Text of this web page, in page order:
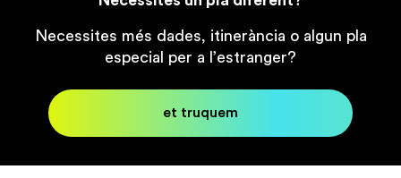
Necessites més dades, itinerància o algun pla
especial per a l’estranger?
et truquem